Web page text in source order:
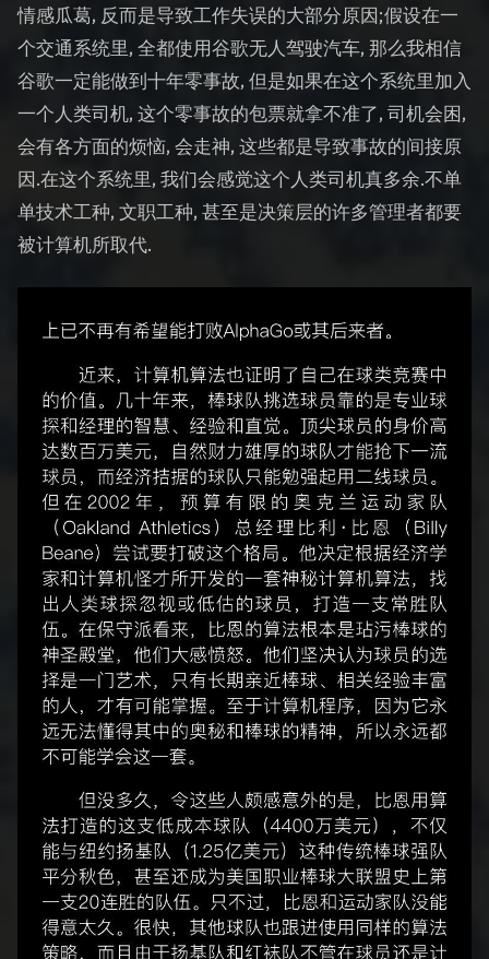
情感瓜葛, 反而是导致工作失误的大部分原因;假设在一
个交通系统里, 全都使用谷歌无人驾驶汽车, 那么我相信
谷歌一定能做到十年零事故, 但是如果在这个系统里加入
一个人类司机, 这个零事故的包票就拿不准了, 司机会困,
会有各方面的烦恼, 会走神, 这些都是导致事故的间接原
因.在这个系统里, 我们会感觉这个人类司机真多余.不单
单技术工种, 文职工种, 甚至是决策层的许多管理者都要
被计算机所取代.